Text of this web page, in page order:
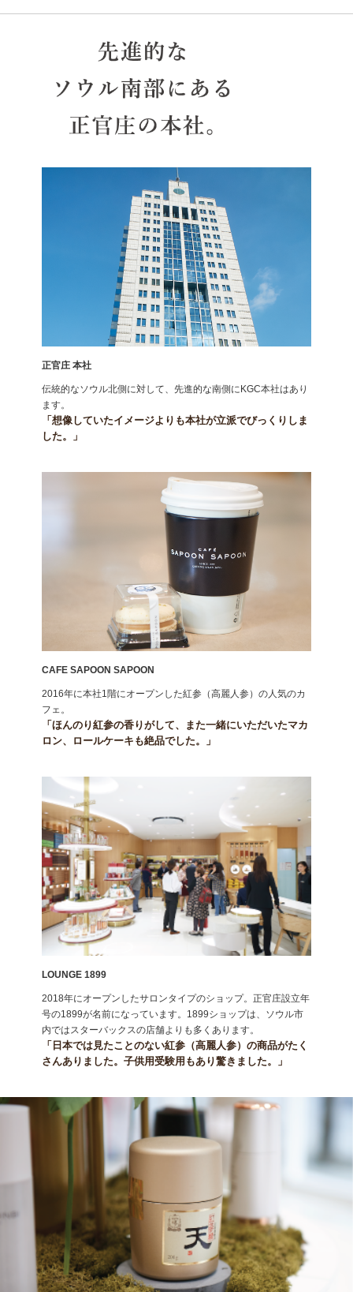
正官庄 本社
伝統的なソウル北側に対して、先進的な南側にKGC本社はあり
ます。
「想像していたイメージよりも本社が立派でびっくりしま
した。」
CAFE SAPOON SAPOON
2016年に本社1階にオープンした紅参（高麗人参）の人気のカ
フェ。
「ほんのり紅参の香りがして、また一緒にいただいたマカ
ロン、ロールケーキも絶品でした。」
LOUNGE 1899
2018年にオープンしたサロンタイプのショップ。正官庄設立年
号の1899が名前になっています。1899ショップは、ソウル市
内ではスターバックスの店舗よりも多くあります。
「日本では見たことのない紅参（高麗人参）の商品がたく
さんありました。子供用受験用もあり驚きました。」